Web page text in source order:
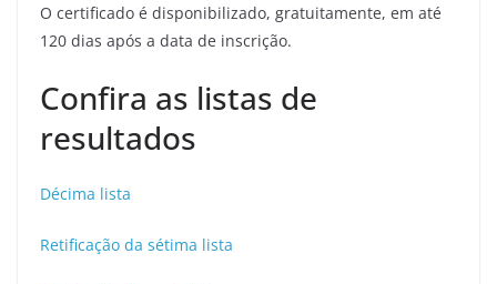
O certificado é disponibilizado, gratuitamente, em até
120 dias após a data de inscrição.
Confira as listas de
resultados
Décima lista
Retificação da sétima lista